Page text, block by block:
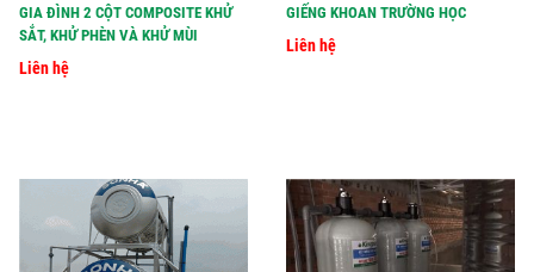
GIA ĐÌNH 2 CỘT COMPOSITE KHỬ
SẮT, KHỬ PHÈN VÀ KHỬ MÙI
Liên hệ
GIẾNG KHOAN TRƯỜNG HỌC
Liên hệ